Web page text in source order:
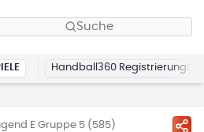
Suche
Handball360 Registrierung
E Gruppe 5 (585)